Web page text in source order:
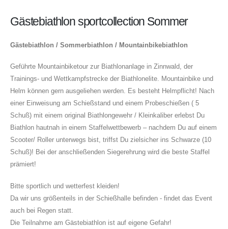
Gästebiathlon sportcollection Sommer
Gästebiathlon / Sommerbiathlon / Mountainbikebiathlon
Geführte Mountainbiketour zur Biathlonanlage in Zinnwald, der
Trainings- und Wettkampfstrecke der Biathlonelite. Mountainbike und
Helm können gern ausgeliehen werden. Es besteht Helmpflicht! Nach
einer Einweisung am Schießstand und einem Probeschießen ( 5
Schuß) mit einem original Biathlongewehr / Kleinkaliber erlebst Du
Biathlon hautnah in einem Staffelwettbewerb – nachdem Du auf einem
Scooter/ Roller unterwegs bist, triffst Du zielsicher ins Schwarze (10
Schuß)! Bei der anschließenden Siegerehrung wird die beste Staffel
prämiert!
Bitte sportlich und wetterfest kleiden!
Da wir uns größenteils in der Schießhalle befinden - findet das Event
auch bei Regen statt.
Die Teilnahme am Gästebiathlon ist auf eigene Gefahr!